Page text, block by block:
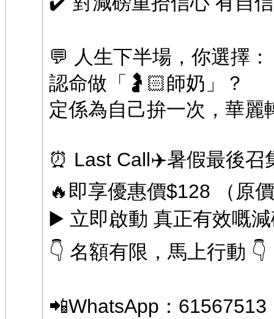
💬 人生下半場，你選擇：
認命做「🤰🏻師奶」？
定係為自己拚一次，華麗
⏰ Last Call✈️暑假最後召
🔥即享優惠價$128 （原
▶️ 立即啟動 真正有效嘅
👇 名額有限，馬上行動 👇
📲WhatsApp：61567513